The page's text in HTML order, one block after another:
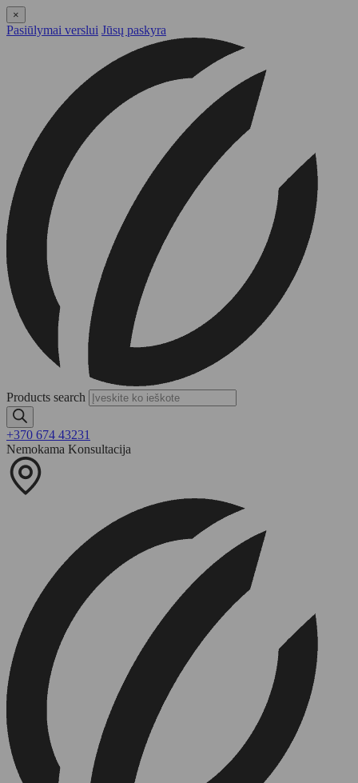
×
Pasiūlymai verslui Jūsų paskyra
Products search
+370 674 43231
Nemokama Konsultacija